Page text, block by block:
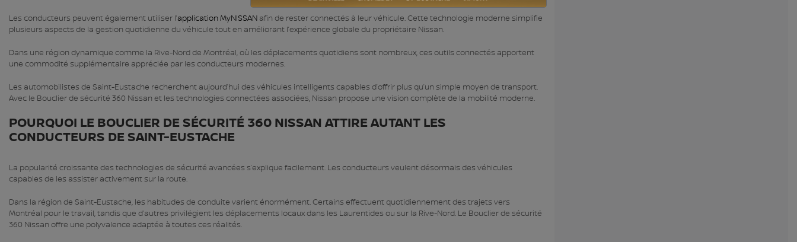
Les conducteurs peuvent également utiliser l’application MyNISSAN afin de rester connectés à leur véhicule. Cette technologie moderne simplifie
plusieurs aspects de la gestion quotidienne du véhicule tout en améliorant l’expérience globale du propriétaire Nissan.
Dans une région dynamique comme la Rive-Nord de Montréal, où les déplacements quotidiens sont nombreux, ces outils connectés apportent
une commodité supplémentaire appréciée par les conducteurs modernes.
Les automobilistes de Saint-Eustache recherchent aujourd’hui des véhicules intelligents capables d’offrir plus qu’un simple moyen de transport.
Avec le Bouclier de sécurité 360 Nissan et les technologies connectées associées, Nissan propose une vision complète de la mobilité moderne.
POURQUOI LE BOUCLIER DE SÉCURITÉ 360 NISSAN ATTIRE AUTANT LES
CONDUCTEURS DE SAINT-EUSTACHE
La popularité croissante des technologies de sécurité avancées s’explique facilement. Les conducteurs veulent désormais des véhicules
capables de les assister activement sur la route.
Dans la région de Saint-Eustache, les habitudes de conduite varient énormément. Certains effectuent quotidiennement des trajets vers
Montréal pour le travail, tandis que d’autres privilégient les déplacements locaux dans les Laurentides ou sur la Rive-Nord. Le Bouclier de sécurité
360 Nissan offre une polyvalence adaptée à toutes ces réalités.